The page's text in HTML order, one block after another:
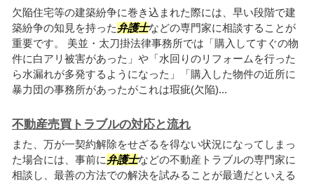
欠陥住宅等の建築紛争に巻き込まれた際には、早い段階で建
築紛争の知見を持った弁護士などの専門家に相談することが
重要です。 美並・太刀掛法律事務所では「購入してすぐの物
件に白アリ被害があった」や「水回りのリフォームを行った
ら水漏れが多発するようになった」「購入した物件の近所に
暴力団の事務所があったがこれは瑕疵(欠陥)...
不動産売買トラブルの対応と流れ
また、万が一契約解除をせざるを得ない状況になってしまっ
た場合には、事前に弁護士などの不動産トラブルの専門家に
相談し、最善の方法での解決を試みることが最適だといえる